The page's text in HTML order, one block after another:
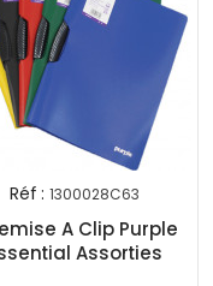
Réf : 1300028C63
A Clip Purple
Assorties